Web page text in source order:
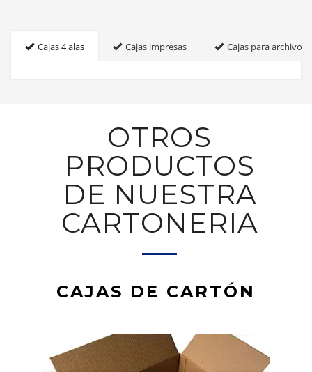
Cajas 4 alas Cajas impresas Cajas para archivo
OTROS
PRODUCTOS
DE NUESTRA
CARTONERIA
CAJAS DE CARTÓN